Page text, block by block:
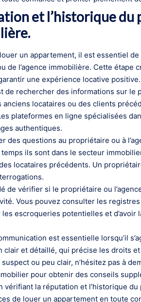
et l’historique du
un appartement, il est essentiel
de l’agence immobilière. Cette étape
une expérience locative positive.
de rechercher des informations sur le
anciens locataires ou des clients
plateformes en ligne spécialisées
authentiques.
des questions au propriétaire ou à
ils sont dans le secteur
locataires précédents. Un
de vérifier si le propriétaire ou
Vous pouvez consulter les
les escroqueries potentielles et
est essentielle lorsqu’il
clair et détaillé, qui précise les droits
ou peu clair, n’hésitez pas à
pour obtenir des conseils
vérifiant la réputation et l’historique
de louer un appartement en toute